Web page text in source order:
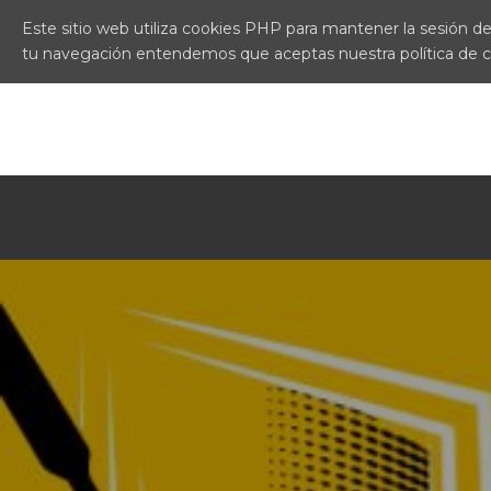
Este sitio web utiliza cookies PHP para mantener la sesión
tu navegación entendemos que aceptas nuestra política de